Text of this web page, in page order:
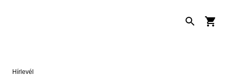
Hírlevél